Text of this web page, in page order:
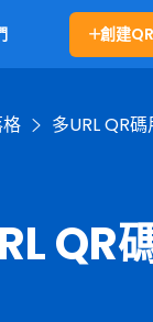
創建
多URL QR
QR